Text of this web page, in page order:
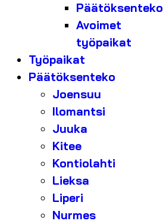
Päätöksenteko
Avoimet
työpaikat
Työpaikat
Päätöksenteko
Joensuu
Ilomantsi
Juuka
Kitee
Kontiolahti
Lieksa
Liperi
Nurmes